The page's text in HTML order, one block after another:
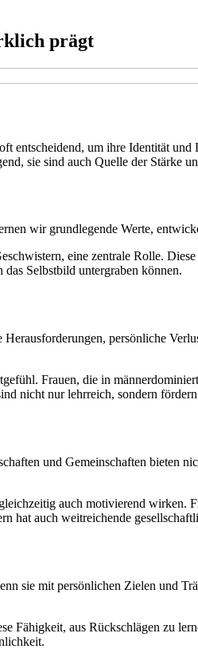
prägt
entscheidend, um ihre Identität
sie sind auch Quelle der Stärke
wir grundlegende Werte,
eine zentrale Rolle.
Selbstbild untergraben können.
persönliche
Frauen, die in
nicht nur lehrreich, sondern
und Gemeinschaften bieten
auch motivierend wirken.
hat auch weitreichende
sie mit persönlichen Zielen und
Fähigkeit, aus Rückschlägen zu